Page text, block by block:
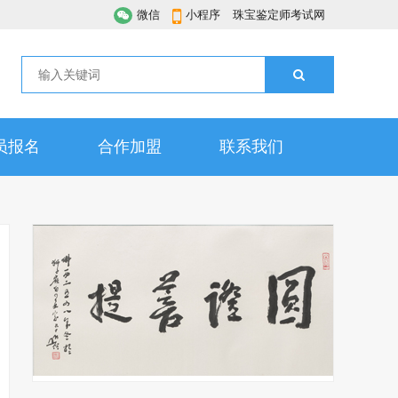
微信 小程序 珠宝鉴定师考试网
报名 合作加盟 联系我们